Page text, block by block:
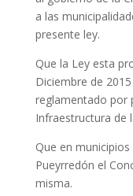
a las
presente ley.
Que la Ley esta
Diciembre de
reglamentado por
Infraestructura de
Que en
Pueyrredón el
misma.